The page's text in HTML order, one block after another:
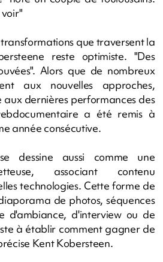
que traversent la
reste optimiste. "Des
Alors que de nombreux
aux nouvelles approches,
dernières performances des
a été remis à
année consécutive.
dessine aussi comme une
associant contenu
technologies. Cette forme de
de photos, séquences
d'ambiance, d'interview ou de
à établir comment gagner de
Kent Kobersteen.